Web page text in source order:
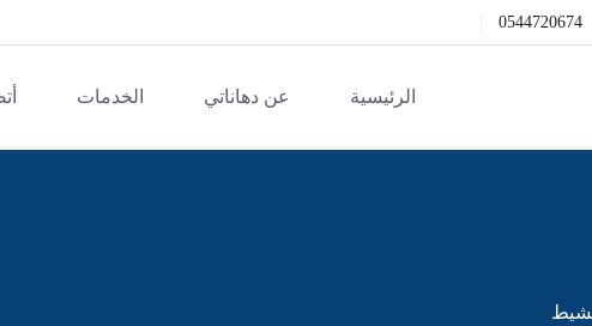
0544720674
الرئيسية عن دهاناتي الخدمات